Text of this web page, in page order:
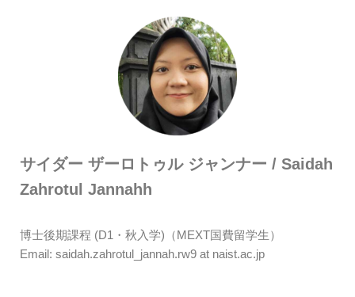
サイダー ザーロトゥル ジャンナー / Saidah
Zahrotul Jannahh
博士後期課程 (D1・秋入学)（MEXT国費留学生）
Email: saidah.zahrotul_jannah.rw9 at naist.ac.jp